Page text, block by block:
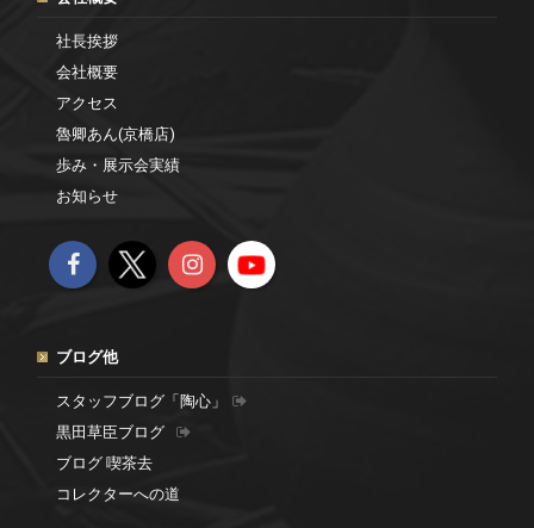
社長挨拶
会社概要
アクセス
魯卿あん(京橋店)
歩み・展示会実績
お知らせ
ブログ他
スタッフブログ「陶心」
黒田草臣ブログ
ブログ 喫茶去
コレクターへの道